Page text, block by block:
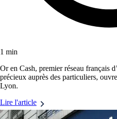
1 min
Or en Cash, premier réseau français
précieux auprès des particuliers,
Lyon.
Lire l'article